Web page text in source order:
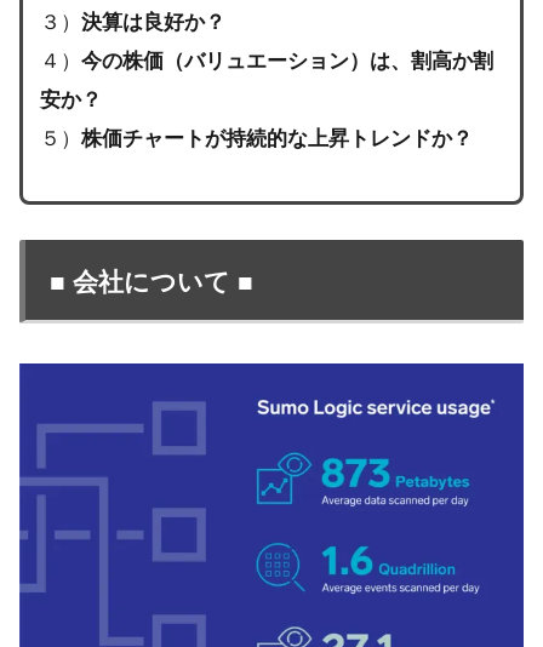
３） 決算は良好か？
４） 今の株価（バリュエーション）は、割高か割
安か？
５） 株価チャートが持続的な上昇トレンドか？
■ 会社について ■